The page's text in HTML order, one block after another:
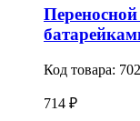
Код товара:
714 ₽